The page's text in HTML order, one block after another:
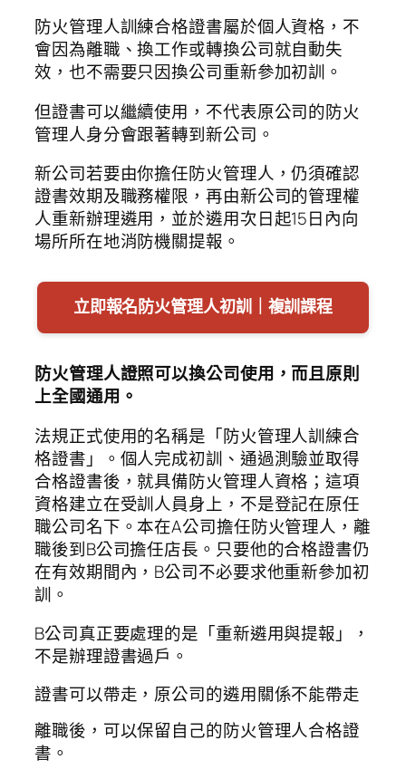
防火管理人訓練合格證書屬於個人資格，不
會因為離職、換工作或轉換公司就自動失
效，也不需要只因換公司重新參加初訓。
但證書可以繼續使用，不代表原公司的防火
管理人身分會跟著轉到新公司。
新公司若要由你擔任防火管理人，仍須確認
證書效期及職務權限，再由新公司的管理權
人重新辦理遴用，並於遴用次日起15日內向
場所所在地消防機關提報。
立即報名防火管理人初訓｜複訓課程
防火管理人證照可以換公司使用，而且原則
上全國通用。
法規正式使用的名稱是「防火管理人訓練合
格證書」。個人完成初訓、通過測驗並取得
合格證書後，就具備防火管理人資格；這項
資格建立在受訓人員身上，不是登記在原任
職公司名下。本在A公司擔任防火管理人，離
職後到B公司擔任店長。只要他的合格證書仍
在有效期間內，B公司不必要求他重新參加初
訓。
B公司真正要處理的是「重新遴用與提報」，
不是辦理證書過戶。
證書可以帶走，原公司的遴用關係不能帶走
離職後，可以保留自己的防火管理人合格證
書。